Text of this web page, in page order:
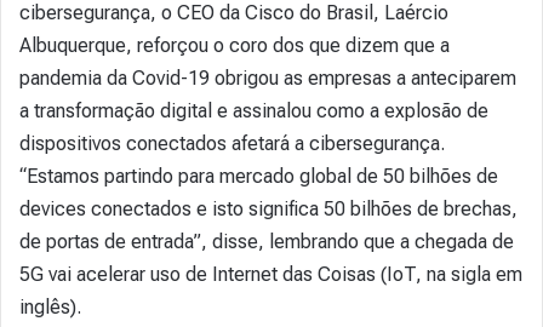
cibersegurança, o CEO da Cisco do Brasil, Laércio
Albuquerque, reforçou o coro dos que dizem que a
pandemia da Covid-19 obrigou as empresas a anteciparem
a transformação digital e assinalou como a explosão de
dispositivos conectados afetará a cibersegurança.
“Estamos partindo para mercado global de 50 bilhões de
devices conectados e isto significa 50 bilhões de brechas,
de portas de entrada”, disse, lembrando que a chegada de
5G vai acelerar uso de Internet das Coisas (IoT, na sigla em
inglês).